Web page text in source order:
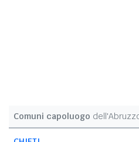
Comuni capoluogo